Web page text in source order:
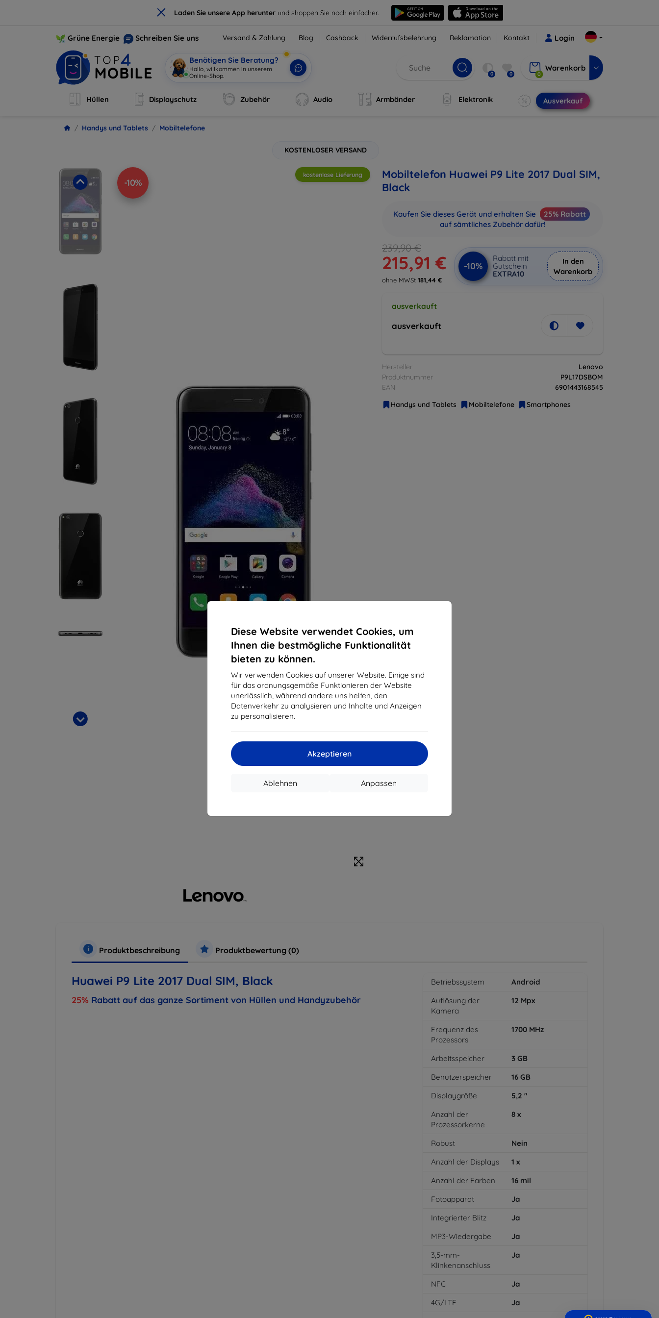
× Laden Sie unsere App herunter und shoppen Sie noch einfacher.
Diese Website verwendet Cookies, um
Ihnen die bestmögliche Funktionalität
bieten zu können.
Wir verwenden Cookies auf unserer Website. Einige sind
für das ordnungsgemäße Funktionieren der Website
unerlässlich, während andere uns helfen, den
Datenverkehr zu analysieren und Inhalte und Anzeigen
zu personalisieren.
Akzeptieren
Anpassen
Ablehnen
Grüne Energie Schreiben Sie uns Versand & Zahlung Blog Cashback Widerrufsbelehrung Reklamation Kontakt Login
Benötigen Sie Beratung?
Hallo, willkommen in unserem
Online-Shop.
0 0 0
Warenkorb
Hüllen Displayschutz Zubehör Audio Armbänder Elektronik Ausverkauf
Handys und Tablets Mobiltelefone
KOSTENLOSER VERSAND
-10%
kostenlose Lieferung
Mobiltelefon Huawei P9 Lite 2017 Dual SIM,
Black
Kaufen Sie dieses Gerät und erhalten Sie
25% Rabatt
auf sämtliches Zubehör dafür!
239,90 €
215,91 €
ohne MWSt 181,44 €
-10%
Rabatt mit
Gutschein
EXTRA10
In den
Warenkorb
ausverkauft
ausverkauft
Hersteller
Lenovo
Produktnummer
P9L17DSBOM
EAN
6901443168545
Handys und Tablets
Mobiltelefone Smartphones
Produktbeschreibung Produktbewertung (0)
Huawei P9 Lite 2017 Dual SIM, Black
25% Rabatt auf das ganze Sortiment von Hüllen und Handyzubehör
Betriebssystem
Android
Auflösung der
Kamera
12 Mpx
Frequenz des
Prozessors
1700 MHz
Arbeitsspeicher 3 GB
Benutzerspeicher
16 GB
Displaygröße
5,2 "
Anzahl der
Prozessorkerne
8 x
Robust
Nein
Anzahl der Displays
1 x
Anzahl der Farben
16 mil
Fotoapparat
Ja
Integrierter Blitz
Ja
MP3-Wiedergabe
Ja
3,5-mm-
Klinkenanschluss
Ja
NFC
Ja
4G/LTE
Ja